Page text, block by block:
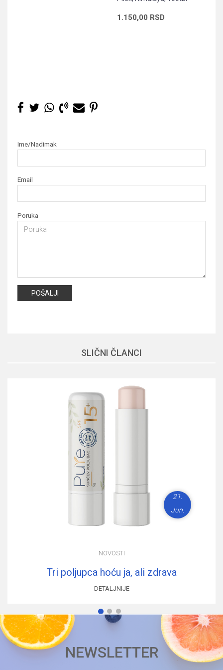
1.150,00 RSD
Ime/Nadimak
Email
Poruka
POŠALJI
SLIČNI ČLANCI
21.
Jun.
NOVOSTI
Tri poljupca hoću ja, ali zdrava
DETALJNIJE
1 2 3
NEWSLETTER